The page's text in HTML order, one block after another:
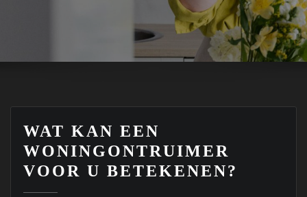
WAT KAN EEN
WONINGONTRUIMER
VOOR U BETEKENEN?